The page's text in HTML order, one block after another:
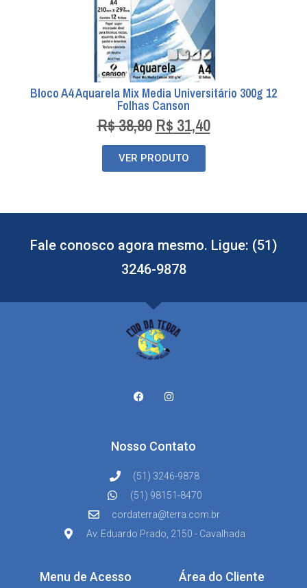
Bloco A4 Aquarela Mix Media Universitário 300g 12
Folhas Canson
R$38,80 R$ 31,40
VER PRODUTO
Fale conosco agora mesmo. Ligue: (51)
3246-9878
Nosso Contato
(51) 3246-9878
(51) 98151-8470
cordaterra@terra.com.br
Av. Eduardo Prado, 2150 - Cavalhada
Menu de Acesso Área do Cliente